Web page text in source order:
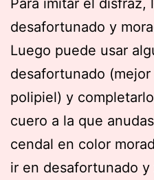
desafortunado y
Luego puede usar
desafortunado
polipiel) y
cuero a la que
cendal en color
ir en desafortunado